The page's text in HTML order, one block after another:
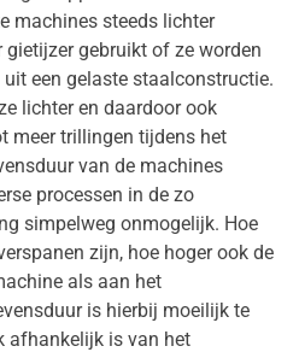
machines steeds lichter
gebruikt of ze worden
een gelaste staalconstructie.
lichter en daardoor ook
meer trillingen tijdens het
van de machines
processen in de zo
simpelweg onmogelijk. Hoe
zijn, hoe hoger ook de
als aan het
is hierbij moeilijk te
afhankelijk is van het